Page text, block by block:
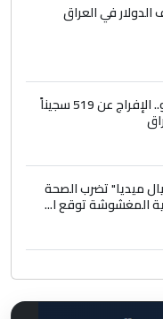
في العراق
بينهم مشمولون بالعفو.. الإفراج عن 519 سجيناً
ميديا" تضرب الصحة
المغشوشة توقع ا...